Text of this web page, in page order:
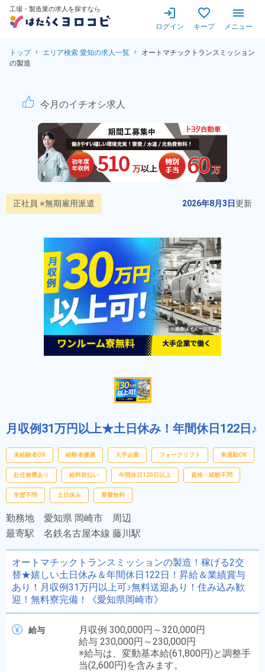
工場・製造業の求人を探すなら
ログイン キープ メニュー
トップ エリア検索 愛知の求人一覧
オートマチックトランスミッション
の製造
オートマチックトランスミ
今月のイチオシ求人
正社員 ※無期雇用派遣 2026年8月3日更新
月収例31万円以上★土日休み！年間休日122日♪
未経験者OK 経験者優遇 大手企業 フォークリフト 車通勤OK
赴任旅費あり 給料前払い 年間休日120日以上 資格・経験不問
学歴不問 土日休み 寮費無料
勤務地 愛知県 岡崎市 周辺
最寄駅 名鉄名古屋本線 藤川駅
オートマチックトランスミッションの製造！稼げる2交
替★嬉しい土日休み＆年間休日122日！昇給＆業績賞与
あり！月収例31万円以上可♪無料送迎あり！住み込み歓
迎！無料寮完備！《愛知県岡崎市》
給与
月収例 300,000円～320,000円
給与 230,000円～230,000円
※給与は、変動基本給(61,800円)と調整手
当(2,600円)を含みます。